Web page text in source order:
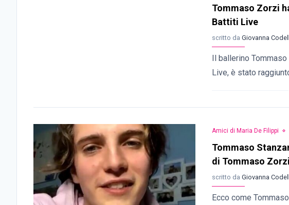
Tommaso Zorzi
Battiti Live
scritto da Giovanna
Il ballerino
Live, è stato
Amici di Maria De Filippi
Tommaso
di Tommaso Zorzi
scritto da Giovanna
Ecco come